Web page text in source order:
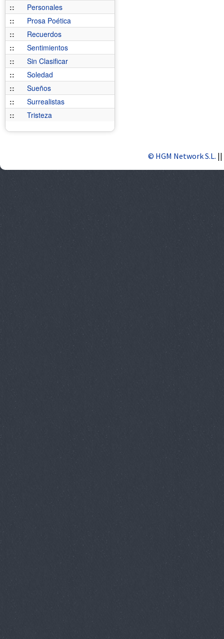
::
Personales
::
Prosa Poética
::
Recuerdos
::
Sentimientos
::
Sin Clasificar
::
Soledad
::
Sueños
::
Surrealistas
::
Tristeza
© HGM Network S.L. ||